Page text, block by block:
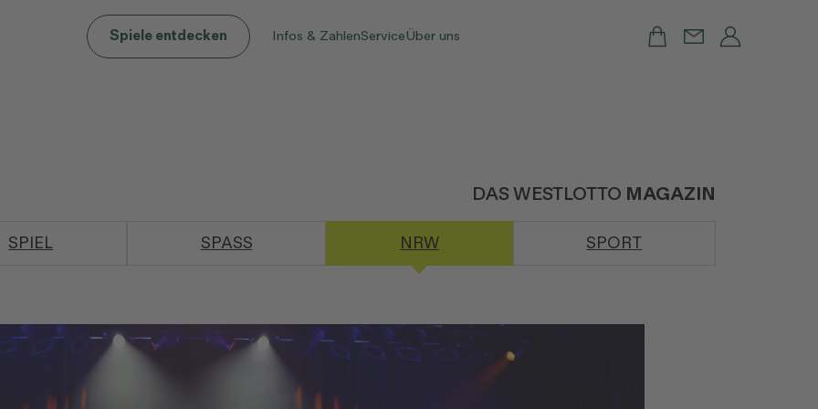
Spiele entdecken Infos & ZahlenServiceÜber uns
DAS WESTLOTTO MAGAZIN
SPIEL SPASS NRW SPORT